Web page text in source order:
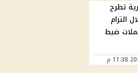
تطرح
الترام
ضبط